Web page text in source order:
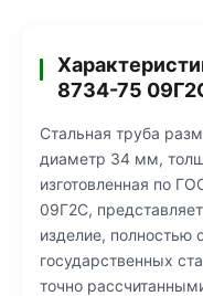
8734-75
Стальная труба
диаметр 34 мм,
изготовленная по
09Г2С,
изделие, полностью
государственных
точно